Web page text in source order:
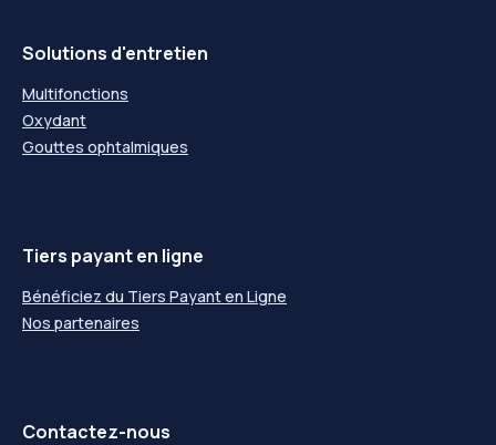
Solutions d'entretien
Multifonctions
Oxydant
Gouttes ophtalmiques
Tiers payant en ligne
Bénéficiez du Tiers Payant en Ligne
Nos partenaires
Contactez-nous